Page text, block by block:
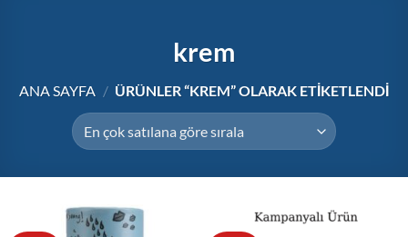
krem
ANA SAYFA / ÜRÜNLER “KREM” OLARAK ETIKETLENDI